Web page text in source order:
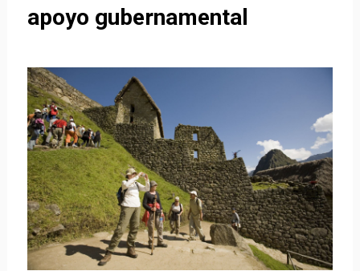
apoyo gubernamental